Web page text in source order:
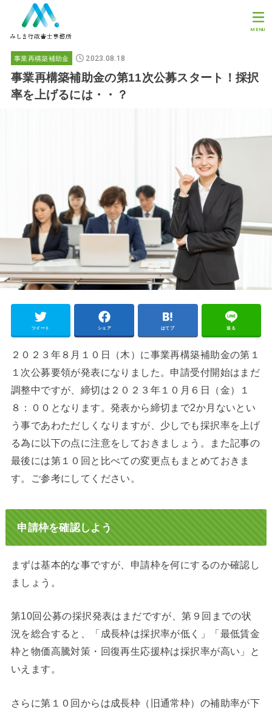
MENU
事業再構築補助金 2023.08.18
事業再構築補助金の第11次公募スタート！採択
率を上げるには・・？
ツイート シェア はてブ 送る
２０２３年８月１０日（木）に事業再構築補助金の第１
１次公募要領が発表になりました。申請受付開始はまだ
調整中ですが、締切は２０２３年１０月６日（金）１
８：００となります。発表から締切まで2か月ないとい
う事であわただしくなりますが、少しでも採択率を上げ
る為に以下の点に注意をしておきましょう。また記事の
最後には第１０回と比べての変更点もまとめておきま
す。ご参考にしてください。
申請枠を確認しよう
まずは基本的な事ですが、申請枠を何にするのか確認し
ましょう。
第10回公募の採択発表はまだですが、第９回までの状
況を総合すると、「成長枠は採択率が低く」「最低賃金
枠と物価高騰対策・回復再生応援枠は採択率が高い」と
いえます。
さらに第１０回からは成長枠（旧通常枠）の補助率が下